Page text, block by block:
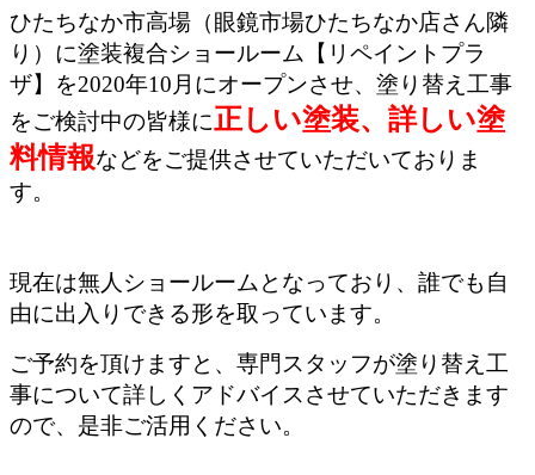
ひたちなか市高場（眼鏡市場ひたちなか店さん隣
り）に塗装複合ショールーム【リペイントプラ
ザ】を2020年10月にオープンさせ、塗り替え工事
をご検討中の皆様に正しい塗装、詳しい塗
料情報などをご提供させていただいておりま
す。
現在は無人ショールームとなっており、誰でも自
由に出入りできる形を取っています。
ご予約を頂けますと、専門スタッフが塗り替え工
事について詳しくアドバイスさせていただきます
ので、是非ご活用ください。